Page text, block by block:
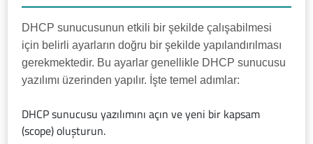
DHCP sunucusunun etkili bir şekilde çalışabilmesi
için belirli ayarların doğru bir şekilde yapılandırılması
gerekmektedir. Bu ayarlar genellikle DHCP sunucusu
yazılımı üzerinden yapılır. İşte temel adımlar:
DHCP sunucusu yazılımını açın ve yeni bir kapsam
(scope) oluşturun.